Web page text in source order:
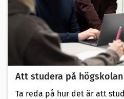
Att studera på högskolan
Ta reda på hur det är att